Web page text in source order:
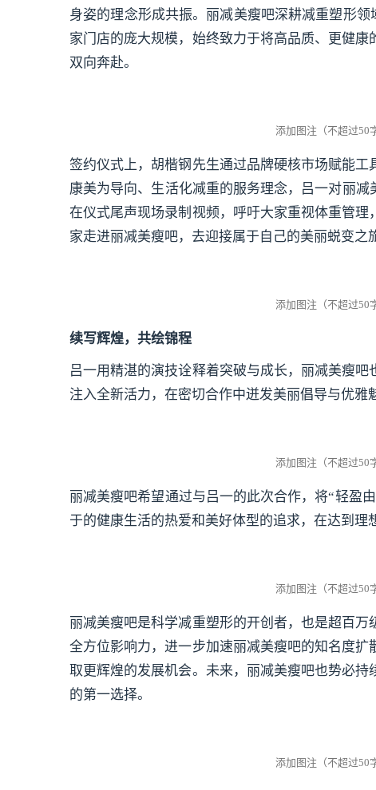
身姿的理念形成共振。丽减美瘦吧深耕减重塑形
家门店的庞大规模，始终致力于将高品质、更健
双向奔赴。
签约仪式上，胡楷钢先生通过品牌硬核市场赋能
康美为导向、生活化减重的服务理念，吕一对丽
在仪式尾声现场录制视频，呼吁大家重视体重管
家走进丽减美瘦吧，去迎接属于自己的美丽蜕变之
续写辉煌，共绘锦程
吕一用精湛的演技诠释着突破与成长，丽减美瘦
注入全新活力，在密切合作中迸发美丽倡导与优雅
丽减美瘦吧希望通过与吕一的此次合作，将“轻盈
于的健康生活的热爱和美好体型的追求，在达到理
丽减美瘦吧是科学减重塑形的开创者，也是超百
全方位影响力，进一步加速丽减美瘦吧的知名度
取更辉煌的发展机会。未来，丽减美瘦吧也势必
的第一选择。